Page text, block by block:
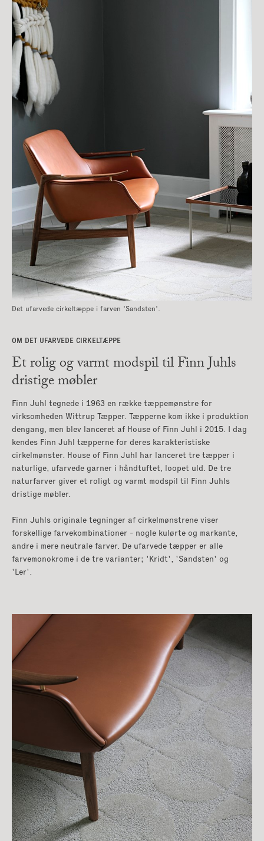
OM DET UFARVEDE CIRKELTÆPPE
Et rolig og varmt modspil til Finn Juhls
dristige møbler
Finn Juhl tegnede i 1963 en række tæppemønstre for
virksomheden Wittrup Tæpper. Tæpperne kom ikke i produktion
dengang, men blev lanceret af House of Finn Juhl i 2015. I dag
kendes Finn Juhl tæpperne for deres karakteristiske
cirkelmønster. House of Finn Juhl har lanceret tre tæpper i
naturlige, ufarvede garner i håndtuftet, loopet uld. De tre
naturfarver giver et roligt og varmt modspil til Finn Juhls
dristige møbler.
Finn Juhls originale tegninger af cirkelmønstrene viser
forskellige farvekombinationer - nogle kulørte og markante,
andre i mere neutrale farver. De ufarvede tæpper er alle
farvemonokrome i de tre varianter; 'Kridt', 'Sandsten' og
'Ler'.
Det ufarvede cirkeltæppe i farven 'Sandsten'.